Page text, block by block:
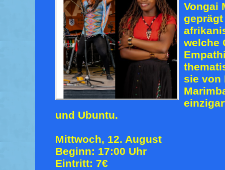
Vongai
welche
sie von
und Ubuntu.
Mittwoch, 12. August
Beginn: 17:00 Uhr
Eintritt: 7€